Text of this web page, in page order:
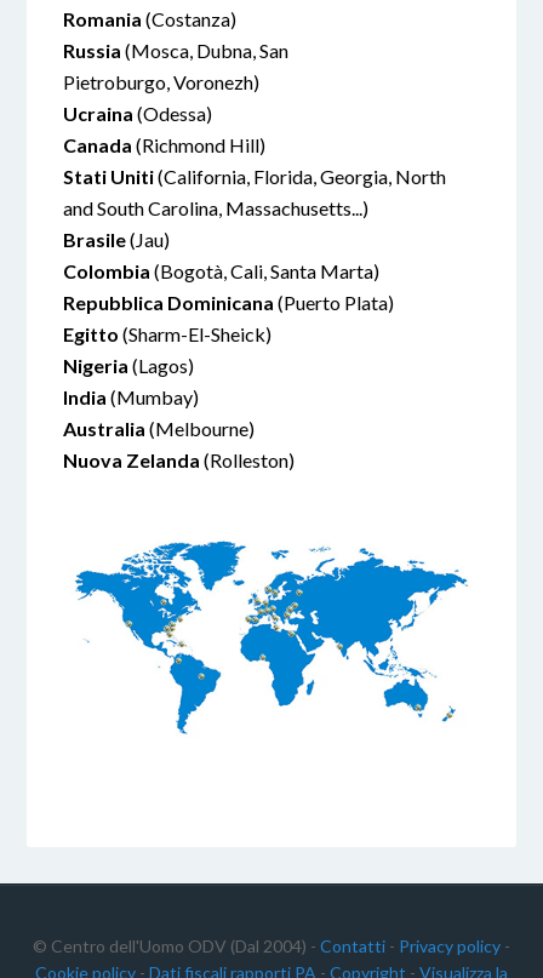
Romania(Costanza)
Russia(Mosca, Dubna, San
Pietroburgo, Voronezh)
Ucraina (Odessa)
Canada(Richmond Hill)
Stati Uniti(California, Florida, Georgia, North
and South Carolina, Massachusetts...)
Brasile(Jau)
Colombia (Bogotà, Cali, Santa Marta)
Repubblica Dominicana (Puerto Plata)
Egitto(Sharm-El-Sheick)
Nigeria(Lagos)
India (Mumbay)
Australia (Melbourne)
Nuova Zelanda (Rolleston)
© Centro dell'Uomo ODV (Dal 2004) - Contatti - Privacy policy -
Cookie policy - Dati fiscali rapporti PA - Copyright - Visualizza la